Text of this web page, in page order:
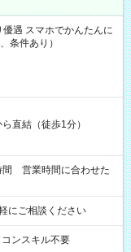
遇 スマホでかんたんに
条件あり）
直結（徒歩1分）
にご相談ください
ンスキル不要